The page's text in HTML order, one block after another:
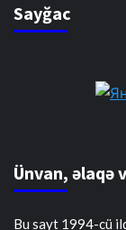
Sayğac
Ünvan, əlaqə
Bu sayt 1994-cü